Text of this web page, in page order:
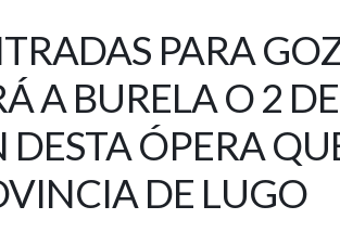
PARA
A BURELA O 2
ÓPERA
DE LUGO